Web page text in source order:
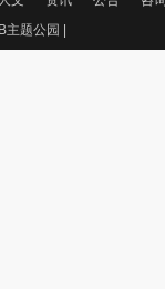
主题公园 |